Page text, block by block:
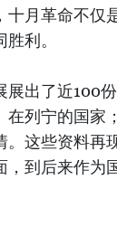
十月革命不仅
胜利。
展出了近100
在列宁的国家
。这些资料再
，到后来作为